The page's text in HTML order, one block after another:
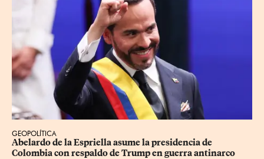
GEOPOLÍTICA
Abelardo de la Espriella asume la presidencia de
Colombia con respaldo de Trump en guerra antinarco